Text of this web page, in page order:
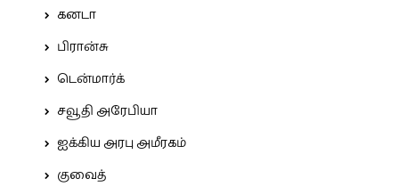
கனடா
பிரான்சு
டென்மார்க்
சவூதி அரேபியா
ஐக்கிய அரபு அமீரகம்
குவைத்